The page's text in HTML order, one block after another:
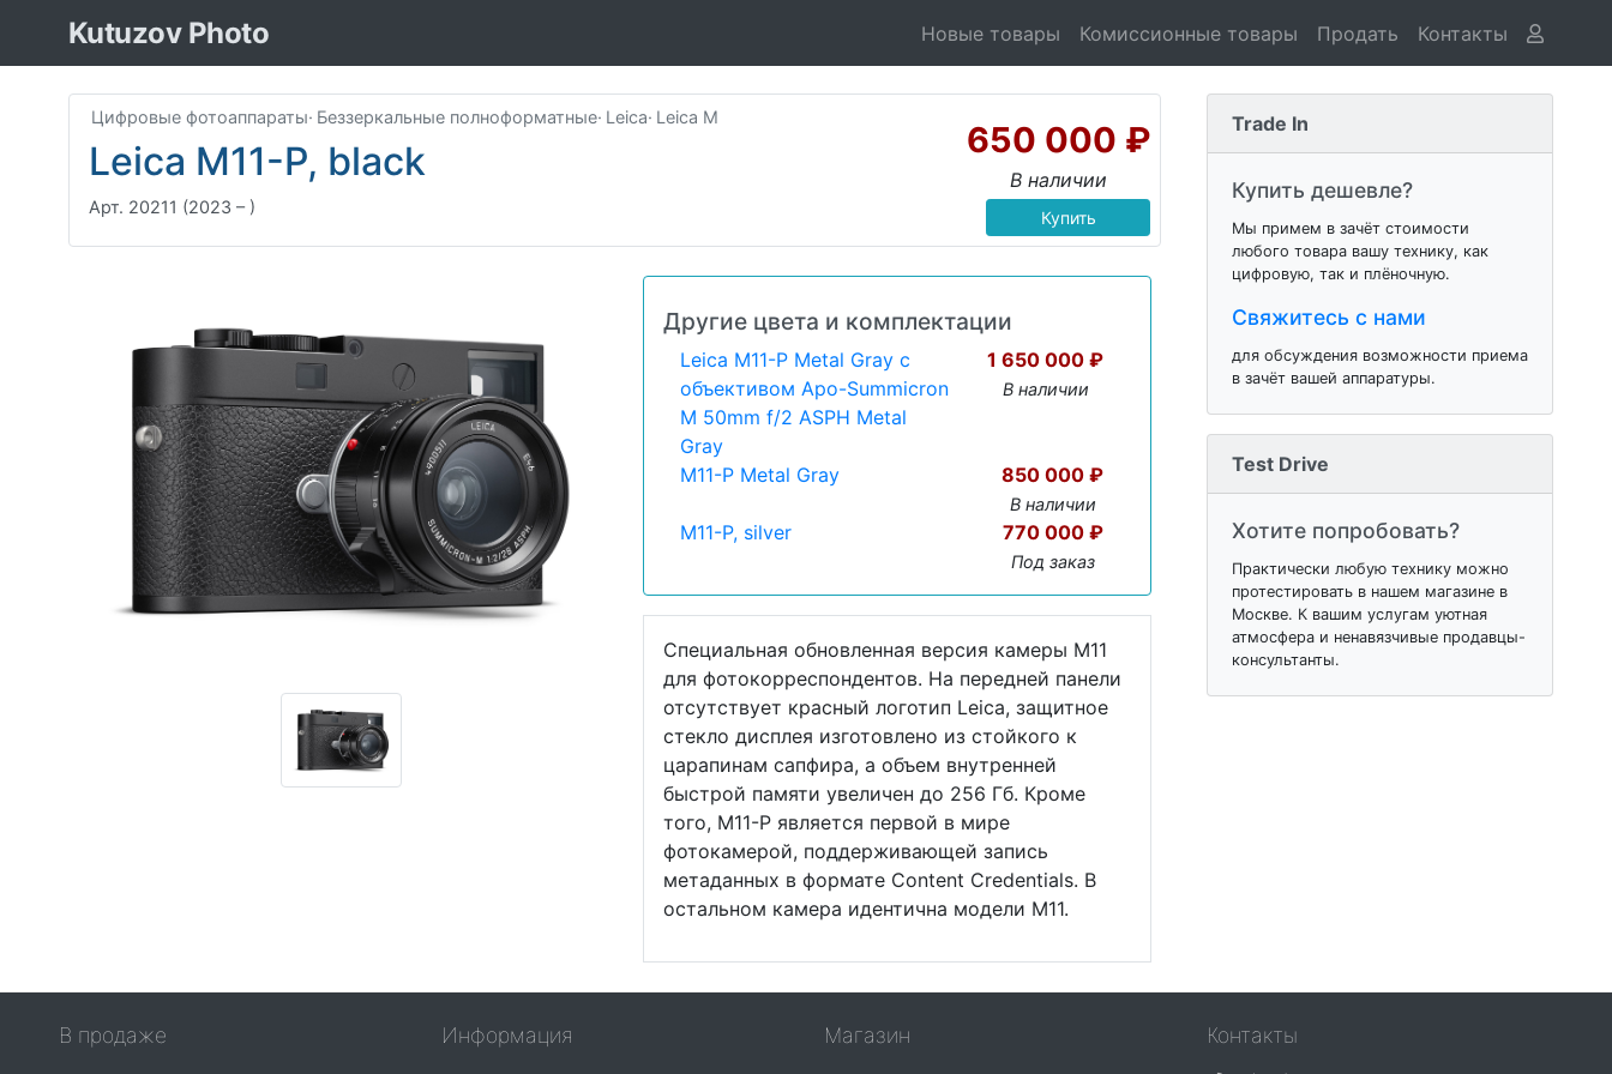
Kutuzov Photo Новые товары Комиссионные товары Продать Контакты
Цифровые фотоаппараты· Беззеркальные полноформатные· Leica· Leica M
Leica M11-P, black
Арт. 20211 (2023 – )
650 000 ₽
В наличии
Купить
Другие цвета и комплектации
Leica M11-P Metal Gray с
объективом Apo-Summicron
M 50mm f/2 ASPH Metal
Gray
1 650 000 ₽
В наличии
M11-P Metal Gray 850 000 ₽
В наличии
M11-P, silver 770 000 ₽
Под заказ
Специальная обновленная версия камеры M11
для фотокорреспондентов. На передней панели
отсутствует красный логотип Leica, защитное
стекло дисплея изготовлено из стойкого к
царапинам сапфира, а объем внутренней
быстрой памяти увеличен до 256 Гб. Кроме
того, M11-P является первой в мире
фотокамерой, поддерживающей запись
метаданных в формате Content Credentials. В
остальном камера идентична модели М11.
Trade In
Купить дешевле?
Мы примем в зачёт стоимости
любого товара вашу технику, как
цифровую, так и плёночную.
Свяжитесь с нами
для обсуждения возможности приема
в зачёт вашей аппаратуры.
Test Drive
Хотите попробовать?
Практически любую технику можно
протестировать в нашем магазине в
Москве. К вашим услугам уютная
атмосфера и ненавязчивые продавцы-
консультанты.
В продаже Информация Магазин Контакты